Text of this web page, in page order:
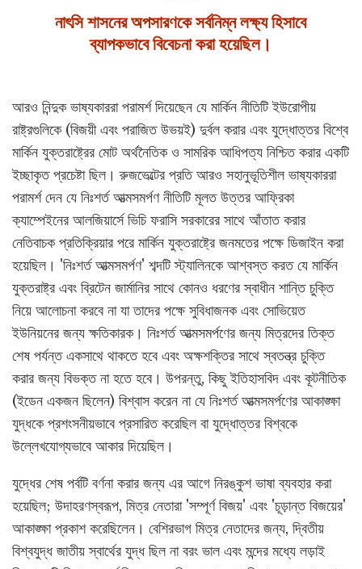
নাৎসি শাসনের অপসারণকে সর্বনিম্ন লক্ষ্য হিসাবে
ব্যাপকভাবে বিবেচনা করা হয়েছিল।
আরও নিন্দুক ভাষ্যকাররা পরামর্শ দিয়েছেন যে মার্কিন নীতিটি ইউরোপীয়
রাষ্ট্রগুলিকে (বিজয়ী এবং পরাজিত উভয়ই) দুর্বল করার এবং যুদ্ধোত্তর বিশ্বে
মার্কিন যুক্তরাষ্ট্রের মোট অর্থনৈতিক ও সামরিক আধিপত্য নিশ্চিত করার একটি
ইচ্ছাকৃত প্রচেষ্টা ছিল। রুজভেল্টের প্রতি আরও সহানুভূতিশীল ভাষ্যকাররা
পরামর্শ দেন যে নিঃশর্ত আত্মসমর্পণ নীতিটি মূলত উত্তর আফ্রিকা
ক্যাম্পেইনের আলজিয়ার্সে ভিচি ফরাসি সরকারের সাথে আঁতাত করার
নেতিবাচক প্রতিক্রিয়ার পরে মার্কিন যুক্তরাষ্ট্রে জনমতের পক্ষে ডিজাইন করা
হয়েছিল। 'নিঃশর্ত আত্মসমর্পণ' শব্দটি স্ট্যালিনকে আশ্বস্ত করত যে মার্কিন
যুক্তরাষ্ট্র এবং ব্রিটেন জার্মানির সাথে কোনও ধরণের স্বাধীন শান্তি চুক্তি
নিয়ে আলোচনা করবে না যা তাদের পক্ষে সুবিধাজনক এবং সোভিয়েত
ইউনিয়নের জন্য ক্ষতিকারক। নিঃশর্ত আত্মসমর্পণের জন্য মিত্রদের তিক্ত
শেষ পর্যন্ত একসাথে থাকতে হবে এবং অক্ষশক্তির সাথে স্বতন্ত্র চুক্তি
করার জন্য বিভক্ত না হতে হবে। উপরন্তু, কিছু ইতিহাসবিদ এবং কূটনীতিক
(ইডেন একজন ছিলেন) বিশ্বাস করেন না যে নিঃশর্ত আত্মসমর্পণের আকাঙ্ক্ষা
যুদ্ধকে প্রশংসনীয়ভাবে প্রসারিত করেছিল বা যুদ্ধোত্তর বিশ্বকে
উল্লেখযোগ্যভাবে আকার দিয়েছিল।
যুদ্ধের শেষ পর্বটি বর্ণনা করার জন্য এর আগে নিরঙ্কুশ ভাষা ব্যবহার করা
হয়েছিল; উদাহরণস্বরূপ, মিত্র নেতারা 'সম্পূর্ণ বিজয়' এবং 'চূড়ান্ত বিজয়ের'
আকাঙ্ক্ষা প্রকাশ করেছিলেন। বেশিরভাগ মিত্র নেতাদের জন্য, দ্বিতীয়
বিশ্বযুদ্ধ জাতীয় স্বার্থের যুদ্ধ ছিল না বরং ভাল এবং মন্দের মধ্যে লড়াই